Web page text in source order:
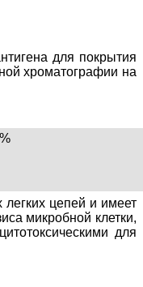
для покрытия
хроматографии на
цепей и имеет
микробной клетки,
для